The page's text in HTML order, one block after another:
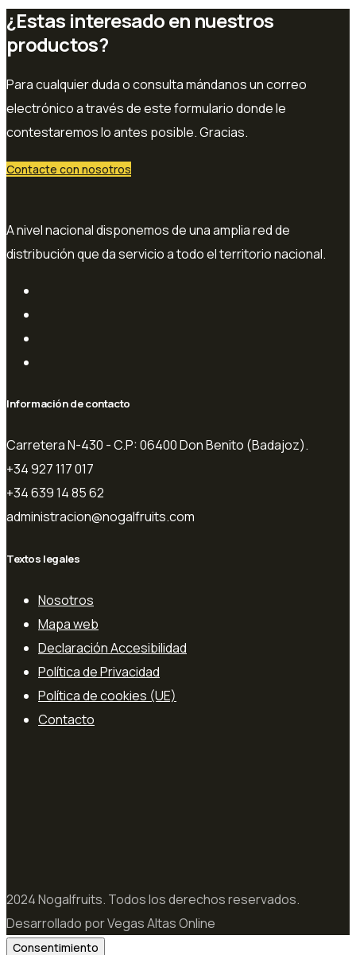
¿Estas interesado en nuestros
productos?
Para cualquier duda o consulta mándanos un correo
electrónico a través de este formulario donde le
contestaremos lo antes posible. Gracias.
Contacte con nosotros
A nivel nacional disponemos de una amplia red de
distribución que da servicio a todo el territorio nacional.
Información de contacto
Carretera N-430 - C.P: 06400 Don Benito (Badajoz).
+34 927 117 017
+34 639 14 85 62
administracion@nogalfruits.com
Textos legales
Nosotros
Mapa web
Declaración Accesibilidad
Política de Privacidad
Política de cookies (UE)
Contacto
2024 Nogalfruits. Todos los derechos reservados.
Desarrollado por Vegas Altas Online
Consentimiento